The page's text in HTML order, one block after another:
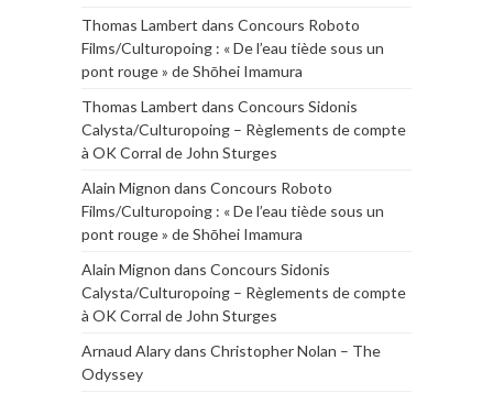
Thomas Lambert dans Concours Roboto
Films/Culturopoing : « De l’eau tiède sous un
pont rouge » de Shōhei Imamura
Thomas Lambert dans Concours Sidonis
Calysta/Culturopoing – Règlements de compte
à OK Corral de John Sturges
Alain Mignon dans Concours Roboto
Films/Culturopoing : « De l’eau tiède sous un
pont rouge » de Shōhei Imamura
Alain Mignon dans Concours Sidonis
Calysta/Culturopoing – Règlements de compte
à OK Corral de John Sturges
Arnaud Alarydans Christopher Nolan – The
Odyssey